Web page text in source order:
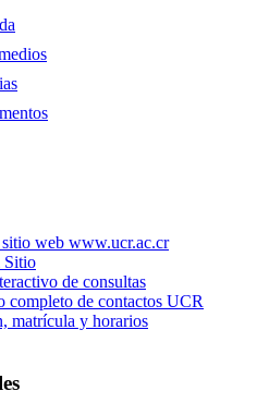
web www.ucr.ac.cr
Sitio
de consultas
completo de contactos UCR
matrícula y horarios